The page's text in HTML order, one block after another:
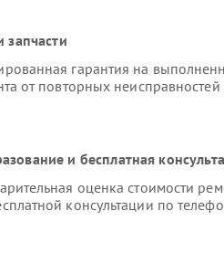
запчасти
гарантия на
от повторных неисправностей
и бесплатная
оценка стоимости
консультации по